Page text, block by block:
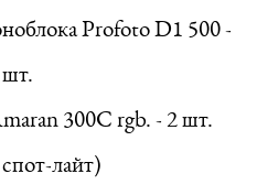
Profoto D1 500 -
шт.
300C rgb. - 2 шт.
лайт)